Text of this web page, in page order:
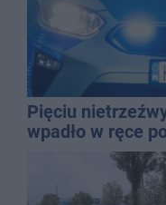
Pięciu
wpadło w ręce